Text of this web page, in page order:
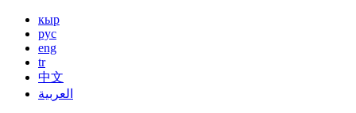
кыр
рус
eng
tr
中文
العربية